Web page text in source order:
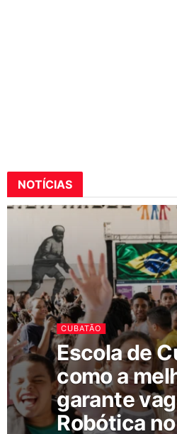
NOTÍCIAS
CUBATÃO
Escola de
como a
garante
Robótica